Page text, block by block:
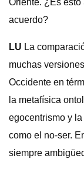
Oriente. ¿Es
acuerdo?
LU La
muchas
Occidente en
la metafísica
egocentrismo y
como el no-ser.
siempre